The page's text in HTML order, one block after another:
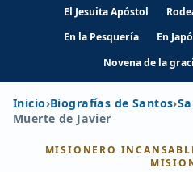
El Jesuita Apóstol
En la Pesquería
En
Novena de la
Inicio›Biografías de Santos›
Muerte de Javier
MISIONERO